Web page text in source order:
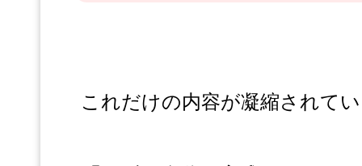
これだけの内容が凝縮されて